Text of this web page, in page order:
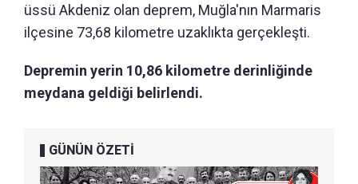
üssü Akdeniz olan deprem, Muğla'nın Marmaris
ilçesine 73,68 kilometre uzaklıkta gerçekleşti.
Depremin yerin 10,86 kilometre derinliğinde
meydana geldiği belirlendi.
GÜNÜN ÖZETİ